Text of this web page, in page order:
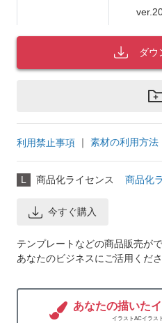
ダウ
利用禁止事項 ｜ 素材の利用方法
L 商品化ライセンス 商品化
今すぐ購入
テンプレートなどの商品販売が
あなたのビジネスにご活用くださ
あなたの描いた
イラストACイラス